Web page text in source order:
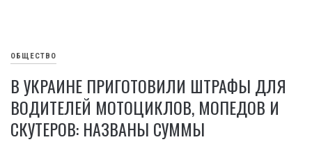
ОБЩЕСТВО
В УКРАИНЕ ПРИГОТОВИЛИ ШТРАФЫ ДЛЯ
ВОДИТЕЛЕЙ МОТОЦИКЛОВ, МОПЕДОВ И
СКУТЕРОВ: НАЗВАНЫ СУММЫ